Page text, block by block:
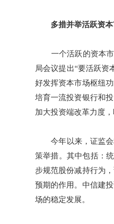
多措并举活跃资
一个活跃的资本市
局会议提出“要活跃资
好发挥资本市场枢纽
培育一流投资银行和
加大投资端改革力度
今年以来，证监会
策举措。其中包括：
步规范股份减持行为
预期的作用。中信建
场的稳定发展。